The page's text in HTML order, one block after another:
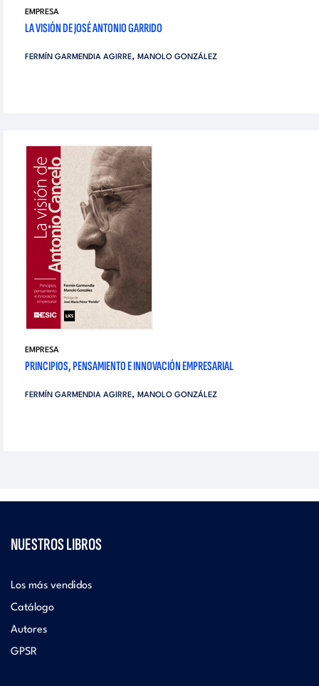
EMPRESA
LA VISIÓN DE JOSÉ ANTONIO GARRIDO
FERMÍN GARMENDIA AGIRRE, MANOLO GONZÁLEZ
EMPRESA
PRINCIPIOS, PENSAMIENTO E INNOVACIÓN EMPRESARIAL
FERMÍN GARMENDIA AGIRRE, MANOLO GONZÁLEZ
NUESTROS LIBROS
Los más vendidos
Catálogo
Autores
GPSR